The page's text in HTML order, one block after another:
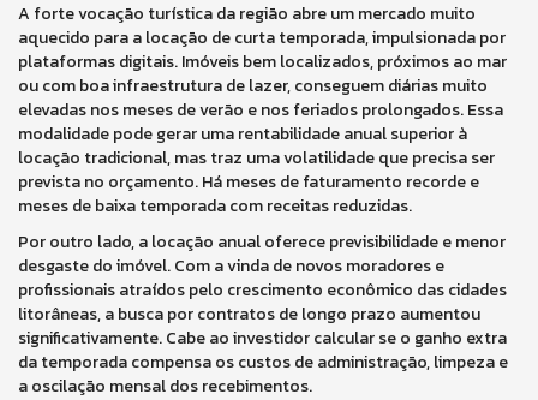
A forte vocação turística da região abre um mercado muito
aquecido para a locação de curta temporada, impulsionada por
plataformas digitais. Imóveis bem localizados, próximos ao mar
ou com boa infraestrutura de lazer, conseguem diárias muito
elevadas nos meses de verão e nos feriados prolongados. Essa
modalidade pode gerar uma rentabilidade anual superior à
locação tradicional, mas traz uma volatilidade que precisa ser
prevista no orçamento. Há meses de faturamento recorde e
meses de baixa temporada com receitas reduzidas.
Por outro lado, a locação anual oferece previsibilidade e menor
desgaste do imóvel. Com a vinda de novos moradores e
profissionais atraídos pelo crescimento econômico das cidades
litorâneas, a busca por contratos de longo prazo aumentou
significativamente. Cabe ao investidor calcular se o ganho extra
da temporada compensa os custos de administração, limpeza e
a oscilação mensal dos recebimentos.